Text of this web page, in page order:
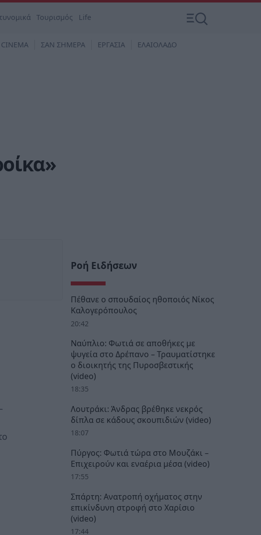
Τουρισμός Life
CINEMA ΣΑΝ ΣΗΜΕΡΑ ΕΡΓΑΣΙΑ ΕΛΑΙΟΛΑΔΟ
Ροή Ειδήσεων
Πέθανε ο σπουδαίος ηθοποιός Νίκος
Καλογερόπουλος
20:42
Ναύπλιο: Φωτιά σε αποθήκες με
ψυγεία στο Δρέπανο – Τραυματίστηκε
ο διοικητής της Πυροσβεστικής
(video)
18:35
Λουτράκι: Άνδρας βρέθηκε νεκρός
δίπλα σε κάδους σκουπιδιών (video)
18:07
Πύργος: Φωτιά τώρα στο Μουζάκι –
Επιχειρούν και εναέρια μέσα (video)
17:55
Σπάρτη: Ανατροπή οχήματος στην
επικίνδυνη στροφή στο Χαρίσιο
(video)
17:44